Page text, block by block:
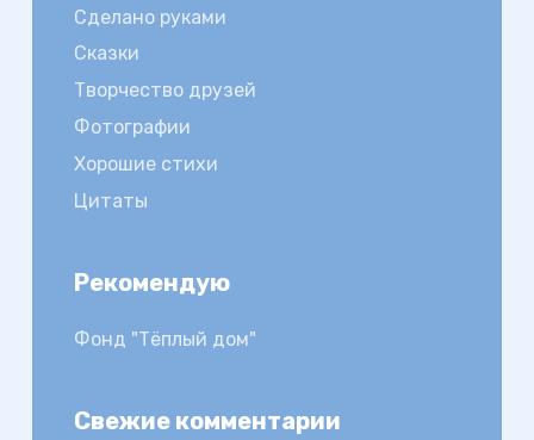
Сделано руками
Сказки
Творчество друзей
Фотографии
Хорошие стихи
Цитаты
Рекомендую
Фонд "Тёплый дом"
Свежие комментарии